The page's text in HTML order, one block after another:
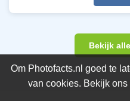
Bekijk
Om Photofacts.nl goed te
van cookies. Bekijk ons